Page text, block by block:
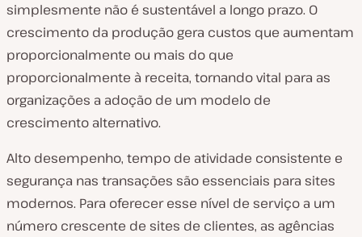
simplesmente não é sustentável a longo prazo. O
crescimento da produção gera custos que aumentam
proporcionalmente ou mais do que
proporcionalmente à receita, tornando vital para as
organizações a adoção de um modelo de
crescimento alternativo.
Alto desempenho, tempo de atividade consistente e
segurança nas transações são essenciais para sites
modernos. Para oferecer esse nível de serviço a um
número crescente de sites de clientes, as agências